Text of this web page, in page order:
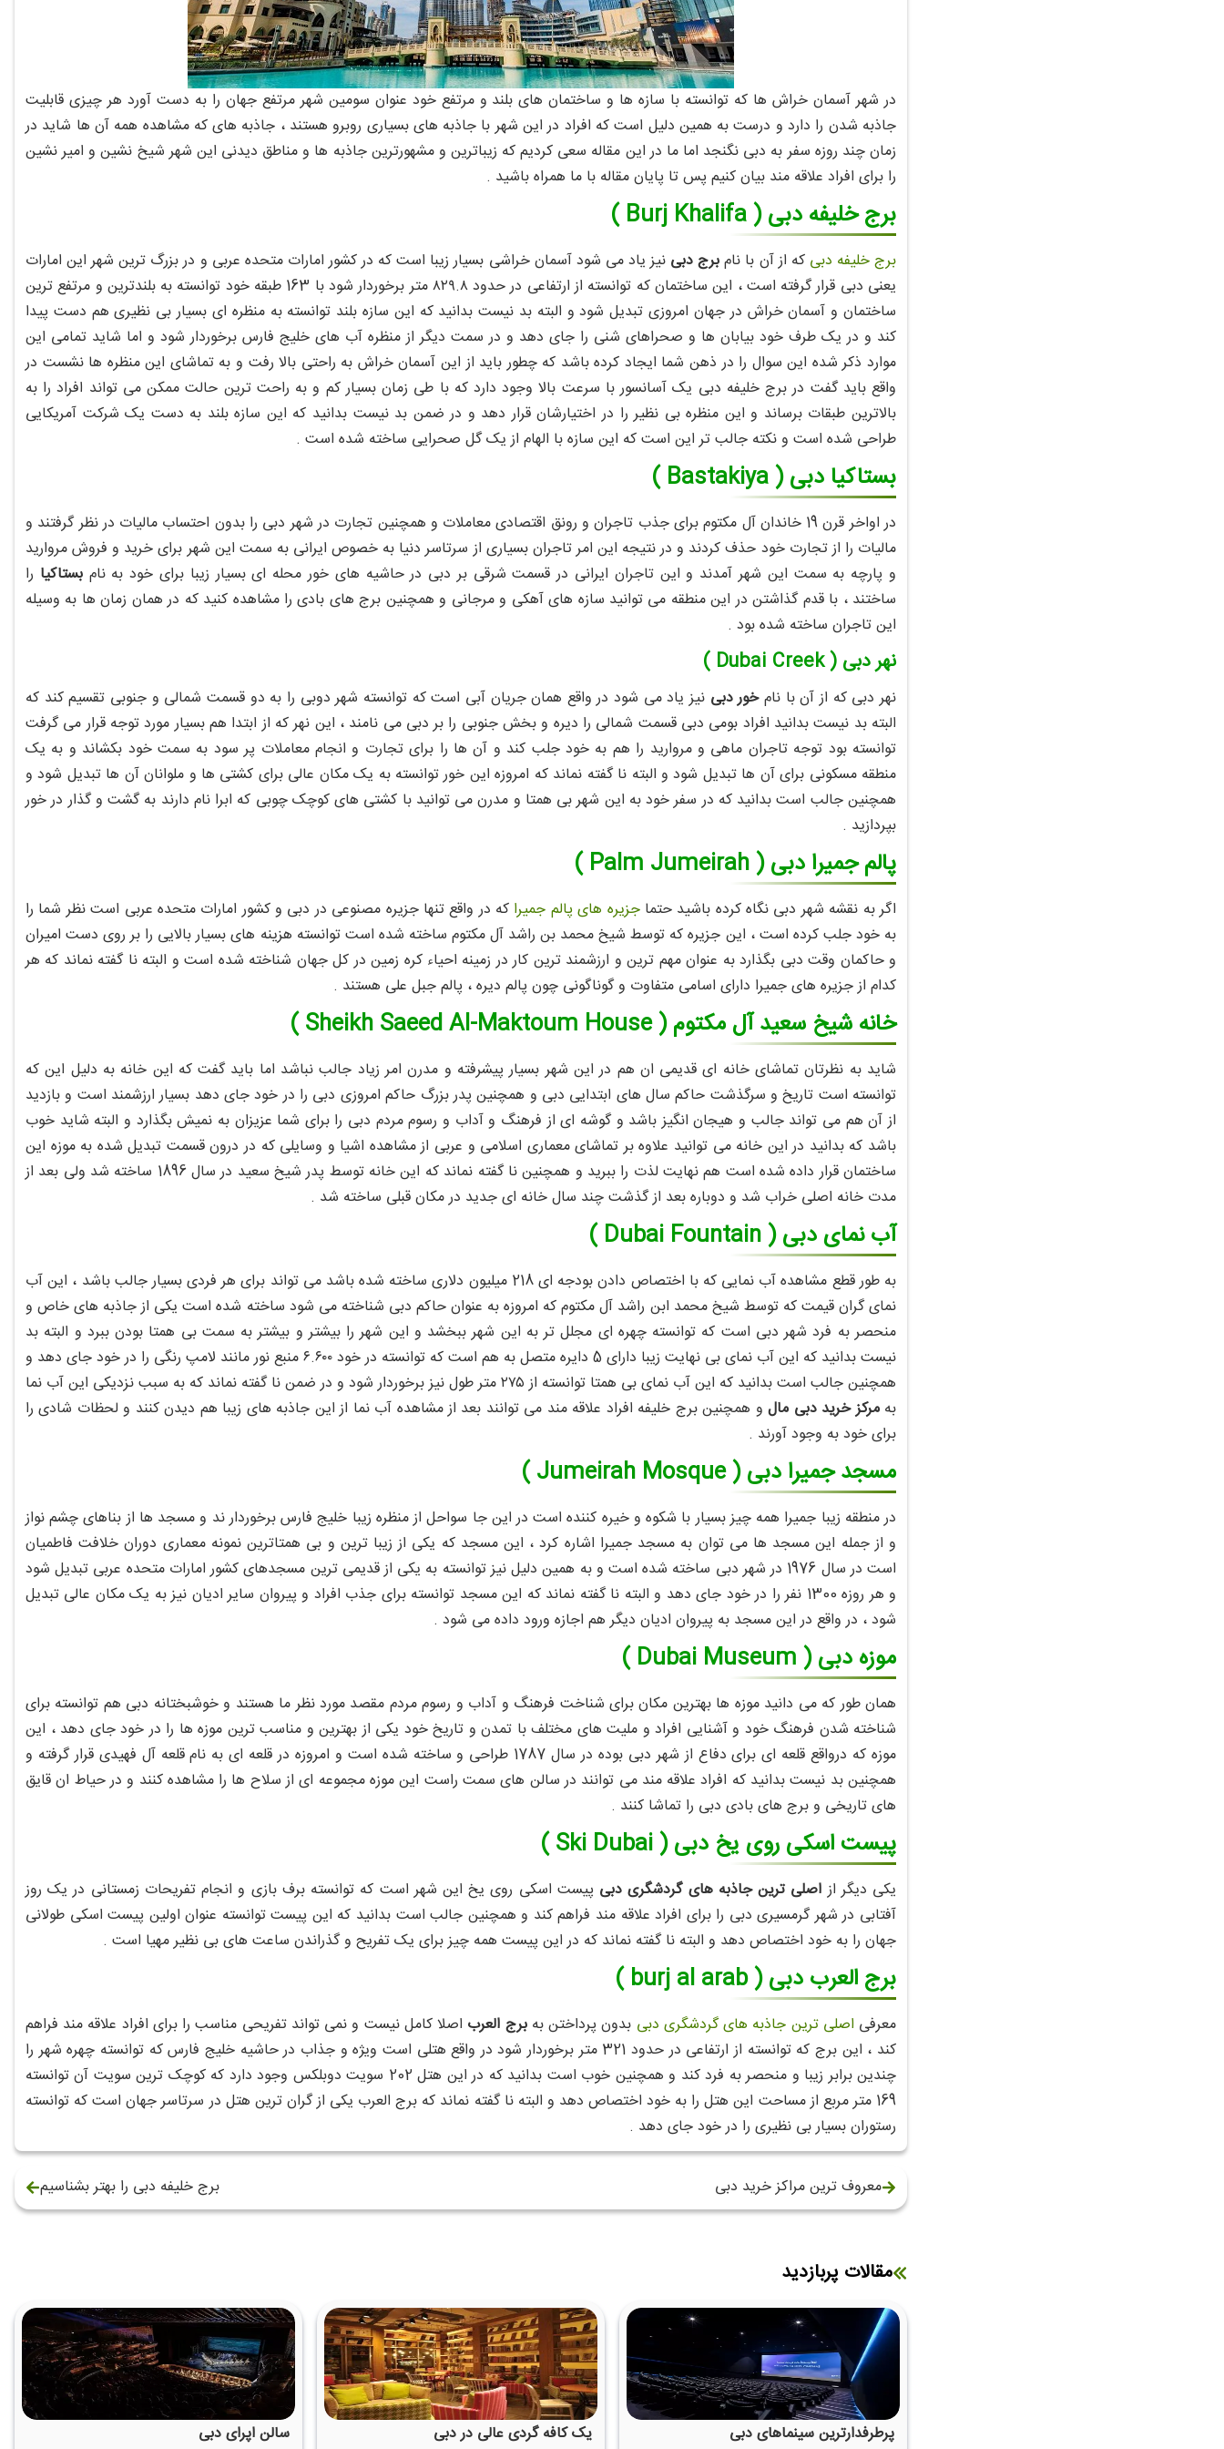
در شهر آسمان خراش ها که توانسته با سازه ها و ساختمان های بلند و مرتفع خود عنوان سومین شهر مرتفع جهان را به دست آورد هر چیزی قابلیت
جاذبه شدن را دارد و درست به همین دلیل است که افراد در این شهر با جاذبه های بسیاری روبرو هستند ، جاذبه های که مشاهده همه آن ها شاید در
زمان چند روزه سفر به دبی نگنجد اما ما در این مقاله سعی کردیم که زیباترین و مشهورترین جاذبه ها و مناطق دیدنی این شهر شیخ نشین و امیر نشین
را برای افراد علاقه مند بیان کنیم پس تا پایان مقاله با ما همراه باشید .
برج خلیفه دبی ( Burj Khalifa )
برج خلیفه دبی که از آن با نامبرج دبی نیز یاد می شود آسمان خراشی بسیار زیبا است که در کشور امارات متحده عربی و در بزرگ ترین شهر این امارات
یعنی دبی قرار گرفته است ، این ساختمان که توانسته از ارتفاعی در حدود ۸۲۹.۸ متر برخوردار شود با 163 طبقه خود توانسته به بلندترین و مرتفع ترین
ساختمان و آسمان خراش در جهان امروزی تبدیل شود و البته بد نیست بدانید که این سازه بلند توانسته به منظره ای بسیار بی نظیری هم دست پیدا
کند و در یک طرف خود بیابان ها و صحراهای شنی را جای دهد و در سمت دیگر از منظره آب های خلیج فارس برخوردار شود و اما شاید تمامی این
موارد ذکر شده این سوال را در ذهن شما ایجاد کرده باشد که چطور باید از این آسمان خراش به راحتی بالا رفت و به تماشای این منظره ها نشست در
واقع باید گفت در برج خلیفه دبی یک آسانسور با سرعت بالا وجود دارد که با طی زمان بسیار کم و به راحت ترین حالت ممکن می تواند افراد را به
بالاترین طبقات برساند و این منظره بی نظیر را در اختیارشان قرار دهد و در ضمن بد نیست بدانید که این سازه بلند به دست یک شرکت آمریکایی
طراحی شده است و نکته جالب تر این است که این سازه با الهام از یک گل صحرایی ساخته شده است .
بستاکیا دبی ( Bastakiya )
در اواخر قرن 19 خاندان آل مکتوم برای جذب تاجران و رونق اقتصادی معاملات و همچنین تجارت در شهر دبی را بدون احتساب مالیات در نظر گرفتند و
مالیات را از تجارت خود حذف کردند و در نتیجه این امر تاجران بسیاری از سرتاسر دنیا به خصوص ایرانی به سمت این شهر برای خرید و فروش مروارید
و پارچه به سمت این شهر آمدند و این تاجران ایرانی در قسمت شرقی بر دبی در حاشیه های خور محله ای بسیار زیبا برای خود به نامبستاکیا را
ساختند ، با قدم گذاشتن در این منطقه می توانید سازه های آهکی و مرجانی و همچنین برج های بادی را مشاهده کنید که در همان زمان ها به وسیله
این تاجران ساخته شده بود .
نهر دبی ( Dubai Creek )
نهر دبی که از آن با نامخور دبی نیز یاد می شود در واقع همان جریان آبی است که توانسته شهر دوبی را به دو قسمت شمالی و جنوبی تقسیم کند که
البته بد نیست بدانید افراد بومی دبی قسمت شمالی را دیره و بخش جنوبی را بر دبی می نامند ، این نهر که از ابتدا هم بسیار مورد توجه قرار می گرفت
توانسته بود توجه تاجران ماهی و مروارید را هم به خود جلب کند و آن ها را برای تجارت و انجام معاملات پر سود به سمت خود بکشاند و به یک
منطقه مسکونی برای آن ها تبدیل شود و البته نا گفته نماند که امروزه این خور توانسته به یک مکان عالی برای کشتی ها و ملوانان آن ها تبدیل شود و
همچنین جالب است بدانید که در سفر خود به این شهر بی همتا و مدرن می توانید با کشتی های کوچک چوبی که ابرا نام دارند به گشت و گذار در خور
بپردازید .
پالم جمیرا دبی ( Palm Jumeirah )
اگر به نقشه شهر دبی نگاه کرده باشید حتماجزیره های پالم جمیرا که در واقع تنها جزیره مصنوعی در دبی و کشور امارات متحده عربی است نظر شما را
به خود جلب کرده است ، این جزیره که توسط شیخ محمد بن راشد آل مکتوم‌ ساخته شده است توانسته هزینه های بسیار بالایی را بر روی دست امیران
و حاکمان وقت دبی بگذارد به عنوان مهم ترین و ارزشمند ترین کار در زمینه احیاء کره زمین در کل جهان شناخته شده است و البته نا گفته نماند که هر
کدام از جزیره های جمیرا دارای اسامی متفاوت و گوناگونی چون پالم دیره‌ ، پالم‌ جبل‌ علی هستند .
خانه شیخ سعید آل مکتوم ( Sheikh Saeed Al-Maktoum House )
شاید به نظرتان تماشای خانه ای قدیمی ان هم در این شهر بسیار پیشرفته و مدرن امر زیاد جالب نباشد اما باید گفت که این خانه به دلیل این که
توانسته است تاریخ و سرگذشت حاکم سال های ابتدایی دبی و همچنین پدر بزرگ حاکم امروزی دبی را در خود جای دهد بسیار ارزشمند است و بازدید
از آن هم می تواند جالب و هیجان انگیز باشد و گوشه ای از فرهنگ و آداب و رسوم مردم دبی را برای شما عزیزان به نمیش بگذارد و البته شاید خوب
باشد که بدانید در این خانه می توانید علاوه بر تماشای معماری اسلامی و عربی از مشاهده اشیا و وسایلی که در درون قسمت تبدیل شده به موزه این
ساختمان قرار داده شده است هم نهایت لذت را ببرید و همچنین نا گفته نماند که این خانه توسط پدر شیخ سعید در سال 1896 ساخته شد ولی بعد از
مدت خانه اصلی خراب شد و دوباره بعد از گذشت چند سال خانه ای جدید در مکان قبلی ساخته شد .
آب نمای دبی ( Dubai Fountain )
به طور قطع مشاهده آب نمایی که با اختصاص دادن بودجه ای 218 میلیون دلاری ساخته شده باشد می تواند برای هر فردی بسیار جالب باشد ، این آب
نمای گران قیمت که توسط شیخ محمد ابن راشد آل مکتوم که امروزه به عنوان حاکم دبی شناخته می شود ساخته شده است یکی از جاذبه های خاص و
منحصر به فرد شهر دبی است که توانسته چهره ای مجلل تر به این شهر ببخشد و این شهر را بیشتر و بیشتر به سمت بی همتا بودن ببرد و البته بد
نیست بدانید که این آب نمای بی نهایت زیبا دارای 5 دایره متصل به هم است که توانسته در خود ۶.۶۰۰ منبع نور مانند لامپ رنگی را در خود جای دهد و
همچنین جالب است بدانید که این آب نمای بی همتا توانسته از ۲۷۵ متر طول نیز برخوردار شود و در ضمن نا گفته نماند که به سبب نزدیکی این آب نما
بهمرکز خرید دبی مالو همچنین برج خلیفه افراد علاقه مند می توانند بعد از مشاهده آب نما از این جاذبه های زیبا هم دیدن کنند و لحظات شادی را
برای خود به وجود آورند .
مسجد جمیرا دبی ( Jumeirah Mosque )
در منطقه زیبا جمیرا همه چیز بسیار با شکوه و خیره کننده است در این جا سواحل از منظره زیبا خلیج فارس برخوردار ند و مسجد ها از بناهای چشم نواز
و از جمله این مسجد ها می توان به مسجد جمیرا اشاره کرد ، این مسجد که یکی از زیبا ترین و بی همتاترین نمونه معماری دوران خلافت فاطمیان
است در سال 1976 در شهر دبی ساخته شده است و به همین دلیل نیز توانسته به یکی از قدیمی ترین مسجدهای کشور امارات متحده عربی تبدیل شود
و هر روزه 1300 نفر را در خود جای دهد و البته نا گفته نماند که این مسجد توانسته برای جذب افراد و پیروان سایر ادیان نیز به یک مکان عالی تبدیل
شود ، در واقع در این مسجد به پیروان ادیان دیگر هم اجازه ورود داده می شود .
موزه دبی ( Dubai Museum )
همان طور که می دانید موزه ها بهترین مکان برای شناخت فرهنگ و آداب و رسوم مردم مقصد مورد نظر ما هستند و خوشبختانه دبی هم توانسته برای
شناخته شدن فرهنگ خود و آشنایی افراد و ملیت های مختلف با تمدن و تاریخ خود یکی از بهترین و مناسب ترین موزه ها را در خود جای دهد ، این
موزه که درواقع قلعه ای برای دفاع از شهر دبی بوده در سال 1787 طراحی و ساخته شده است و امروزه در قلعه ای به نام قلعه آل فهیدی قرار گرفته و
همچنین بد نیست بدانید که افراد علاقه مند می توانند در سالن های سمت راست این موزه مجموعه ای از سلاح ها را مشاهده کنند و در حیاط ان قایق
های تاریخی و برج های بادی دبی را تماشا کنند .
پیست اسکی روی یخ دبی ( Ski Dubai )
یکی دیگر از اصلی ترین جاذبه های گردشگری دبی پیست اسکی روی یخ این شهر است که توانسته برف بازی و انجام تفریحات زمستانی در یک روز
آفتابی در شهر گرمسیری دبی را برای افراد علاقه مند فراهم کند و همچنین جالب است بدانید که این پیست توانسته عنوان اولین پیست اسکی طولانی
جهان را به خود اختصاص دهد و البته نا گفته نماند که در این پیست همه چیز برای یک تفریح و گذراندن ساعت های بی نظیر مهیا است .
برج العرب دبی ( burj al arab )
معرفی اصلی ترین جاذبه های گردشگری دبی بدون پرداختن بهبرج العرب اصلا کامل نیست و نمی تواند تفریحی مناسب را برای افراد علاقه مند فراهم
کند ، این برج که توانسته از ارتفاعی در حدود 321 متر برخوردار شود در واقع هتلی است ویژه و جذاب در حاشیه خلیج فارس که توانسته چهره شهر را
چندین برابر زیبا و منحصر به فرد کند و همچنین خوب است بدانید که در این هتل 202 سویت دوبلکس وجود دارد که کوچک ترین سویت آن توانسته
169 متر مربع از مساحت این هتل را به خود اختصاص دهد و البته نا گفته نماند که برج العرب یکی از گران ترین هتل در سرتاسر جهان است که توانسته
رستوران بسیار بی نظیری را در خود جای دهد .
معروف ترین مراکز خرید دبی برج خلیفه دبی را بهتر بشناسیم
مقالات پربازدید
پرطرفدارترین سینماهای دبی یک کافه گردی عالی در دبی سالن اپرای دبی